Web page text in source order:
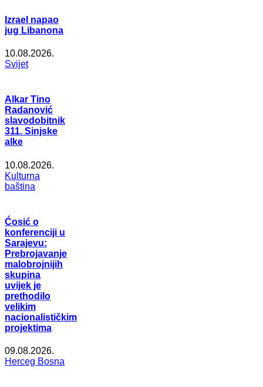
Izrael napao
jug Libanona
10.08.2026.
Svijet
Alkar Tino
Radanović
slavodobitnik
311. Sinjske
alke
10.08.2026.
Kulturna
baština
Ćosić o
konferenciji u
Sarajevu:
Prebrojavanje
malobrojnijih
skupina
uvijek je
prethodilo
velikim
nacionalističkim
projektima
09.08.2026.
Herceg Bosna